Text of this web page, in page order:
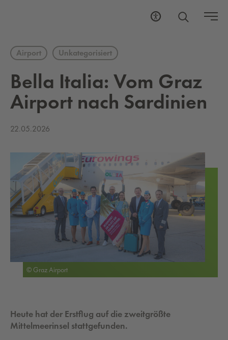
Airport Unkategorisiert
Bella Ita­lia: Vom Graz
Air­port nach Sar­di­ni­en
22.05.2026
© Graz Airport
Heute hat der Erstflug auf die zweitgrößte
Mittelmeerinsel stattgefunden.